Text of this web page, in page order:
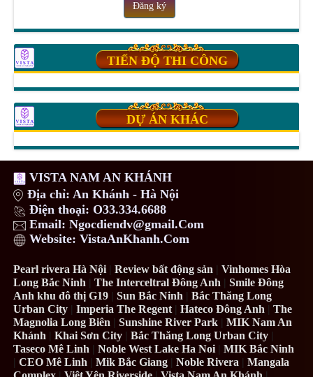
Đăng ký
TIẾN ĐỘ THI CÔNG
DỰ ÁN KHÁC
VISTA NAM AN KHÁNH
Địa chỉ: An Khánh - Hà Nội
Điện thoại: O33.334.6688
Email: Ngocdiendv@gmail.Com
Website: VistaAnKhanh.Com
Pearl rivera Hà Nội |Review bất động sản |Vinhomes Hòa
Long Bắc Ninh |The Interceltral Đông Anh |Smile Đông
Anh khu đô thị G19 |Sun Bắc Ninh |Bắc Thăng Long
Urban City |Imperia The Regent |Hateco Đông Anh |The
Magnolia Long Biên |Sunshine River Park |MIK Nam An
Khánh |Khai Sơn City |Bắc Thăng Long Urban City |
Taseco Mê Linh |Noble West Lake Ha Noi | MIK Bắc Ninh
|CEO Mê Linh |Mik Bắc Giang |Noble Rivera |Mangala